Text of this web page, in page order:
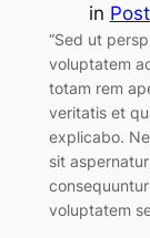
in
“Sed ut
voluptatem
totam rem
veritatis et
explicabo.
sit
voluptatem